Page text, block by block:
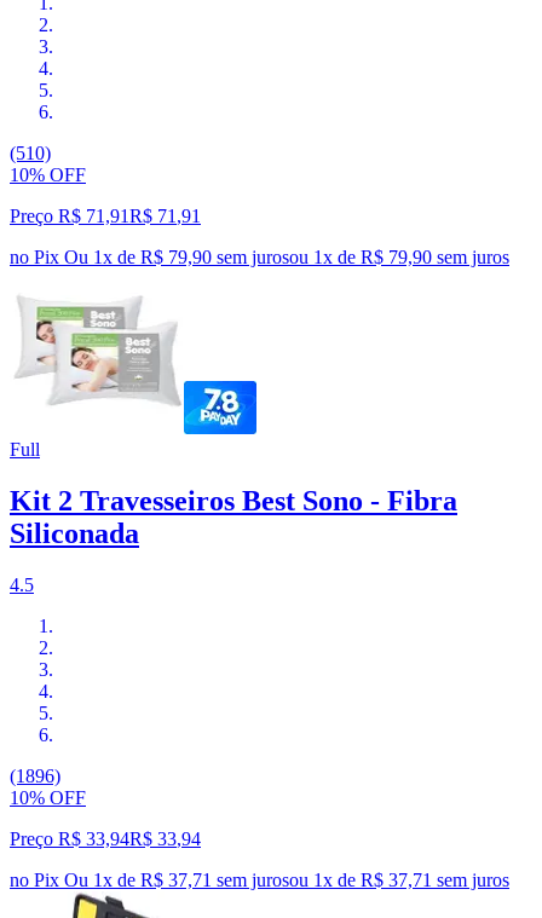
(510)
10% OFF
Preço R$ 71,91R$ 71 ,91
no Pix Ou 1x de R$ 79,90 sem jurosou 1x de R$ 79,90 sem juros
Full
Kit 2 Travesseiros Best Sono - Fibra
Siliconada
4.5
(1896)
10% OFF
Preço R$ 33,94R$ 33,94
no Pix Ou 1x de R$ 37,71 sem jurosou 1x de R$ 37,71 sem juros